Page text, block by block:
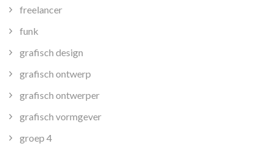
freelancer
funk
grafisch design
grafisch ontwerp
grafisch ontwerper
grafisch vormgever
groep 4